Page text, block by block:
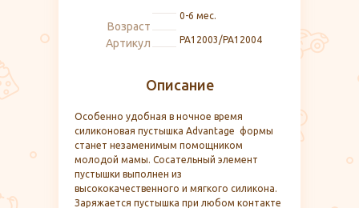
Описание
Особенно удобная в ночное время
силиконовая пустышка Advantage формы
станет незаменимым помощником
молодой мамы. Сосательный элемент
пустышки выполнен из
высококачественного и мягкого силикона.
Заряжается пустышка при любом контакте
Возраст
0-6 мес.
Артикул PA12003/PA12004